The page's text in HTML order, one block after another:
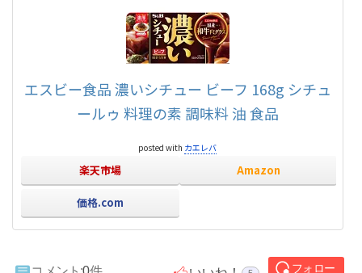
エスビー食品 濃いシチュー ビーフ 168g シチュ
ールゥ 料理の素 調味料 油 食品
posted with カエレバ
楽天市場 Amazon
価格.com